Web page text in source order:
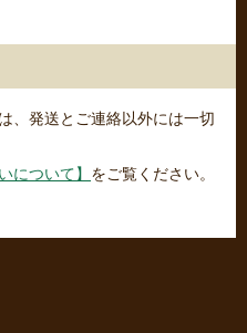
、発送とご連絡以外には一切
について】 をご覧ください。